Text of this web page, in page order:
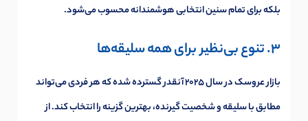
بلکه برای تمام سنین انتخابی هوشمندانه محسوب می‌شود.
3. تنوع بی‌نظیر برای همه سلیقه‌ها
بازار عروسک در سال ۲۰۲۵ آنقدر گسترده شده که هر فردی می‌تواند
مطابق با سلیقه و شخصیت گیرنده، بهترین گزینه را انتخاب کند. از